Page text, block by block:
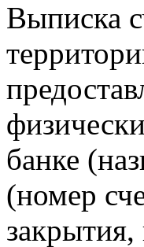
Выписка
банке
(номер
закрытия,